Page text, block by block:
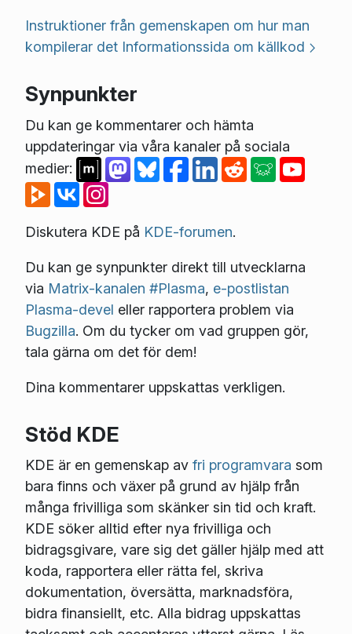
Instruktioner från gemenskapen om hur man
kompilerar det Informationssida om källkod
Synpunkter
Du kan ge kommentarer och hämta
uppdateringar via våra kanaler på sociala
medier:
Diskutera KDE på KDE-forumen.
Du kan ge synpunkter direkt till utvecklarna
via Matrix-kanalen #Plasma, e-postlistan
Plasma-devel eller rapportera problem via
Bugzilla. Om du tycker om vad gruppen gör,
tala gärna om det för dem!
Dina kommentarer uppskattas verkligen.
Stöd KDE
KDE är en gemenskap av fri programvara som
bara finns och växer på grund av hjälp från
många frivilliga som skänker sin tid och kraft.
KDE söker alltid efter nya frivilliga och
bidragsgivare, vare sig det gäller hjälp med att
koda, rapportera eller rätta fel, skriva
dokumentation, översätta, marknadsföra,
bidra finansiellt, etc. Alla bidrag uppskattas